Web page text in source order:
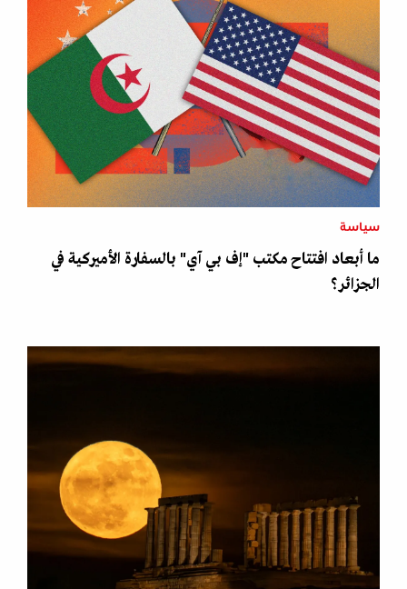
سياسة
ما أبعاد افتتاح مكتب "إف بي آي" بالسفارة الأميركية في
الجزائر؟